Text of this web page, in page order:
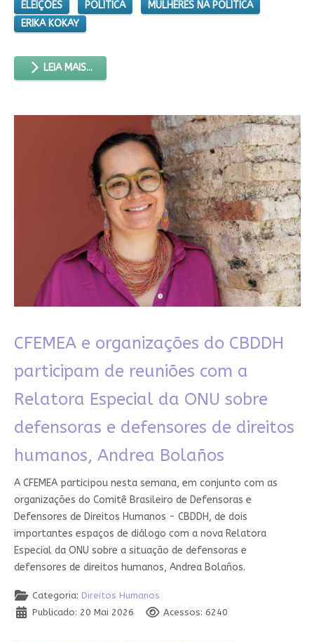
ELEIÇÕES POLÍTICA
MULHERES NA POLÍTICA
ERIKA KOKAY
LEIA MAIS...
CFEMEA e organizações do CBDDH
participam de reuniões com a
Relatora Especial da ONU sobre
defensoras e defensores de direitos
humanos, Andrea Bolaños
A CFEMEA participou nesta semana, em conjunto com as
organizações do Comitê Brasileiro de Defensoras e
Defensores de Direitos Humanos - CBDDH, de dois
importantes espaços de diálogo com a nova Relatora
Especial da ONU sobre a situação de defensoras e
defensores de direitos humanos, Andrea Bolaños.
Categoria: Direitos Humanos
Publicado: 20 Mai 2026
Acessos: 6240